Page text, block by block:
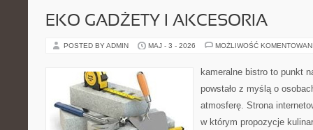
EKO GADŻETY I AKCESORIA
POSTED BY ADMIN MAJ - 3 - 2026 MOŻLIWOŚĆ
kameralne bistro to punkt
powstało z myślą o
atmosferę. Strona
w którym propozycje